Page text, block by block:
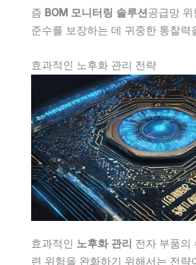
즘 BOM 모니터링 솔루션공급망
준수를 보장하는 데 귀중한 통찰력
효과적인 노후화 관리 전략
효과적인 노후화 관리 전자 부품의
련 위험을 완화하기 위해서는 전략